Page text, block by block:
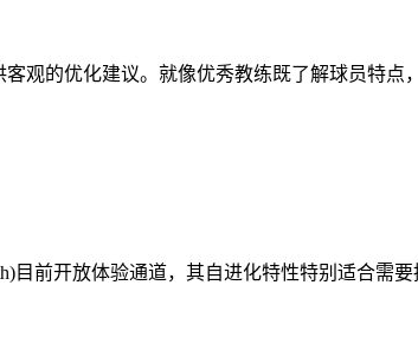
观的优化建议。就像优秀教练既了解球员特点
前开放体验通道，其自进化特性特别适合需